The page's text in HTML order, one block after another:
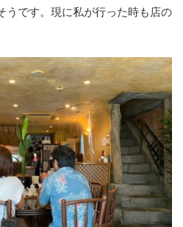
うです。現に私が行った時も店の